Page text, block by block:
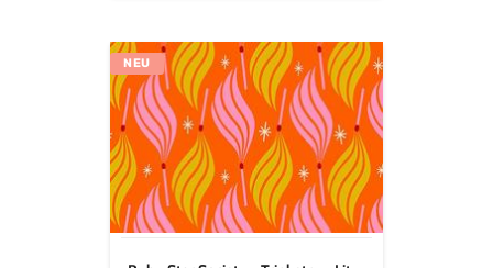
Ruby
Star
Society
-
Trinketry
-
Lit
in
Goldfish
NEU